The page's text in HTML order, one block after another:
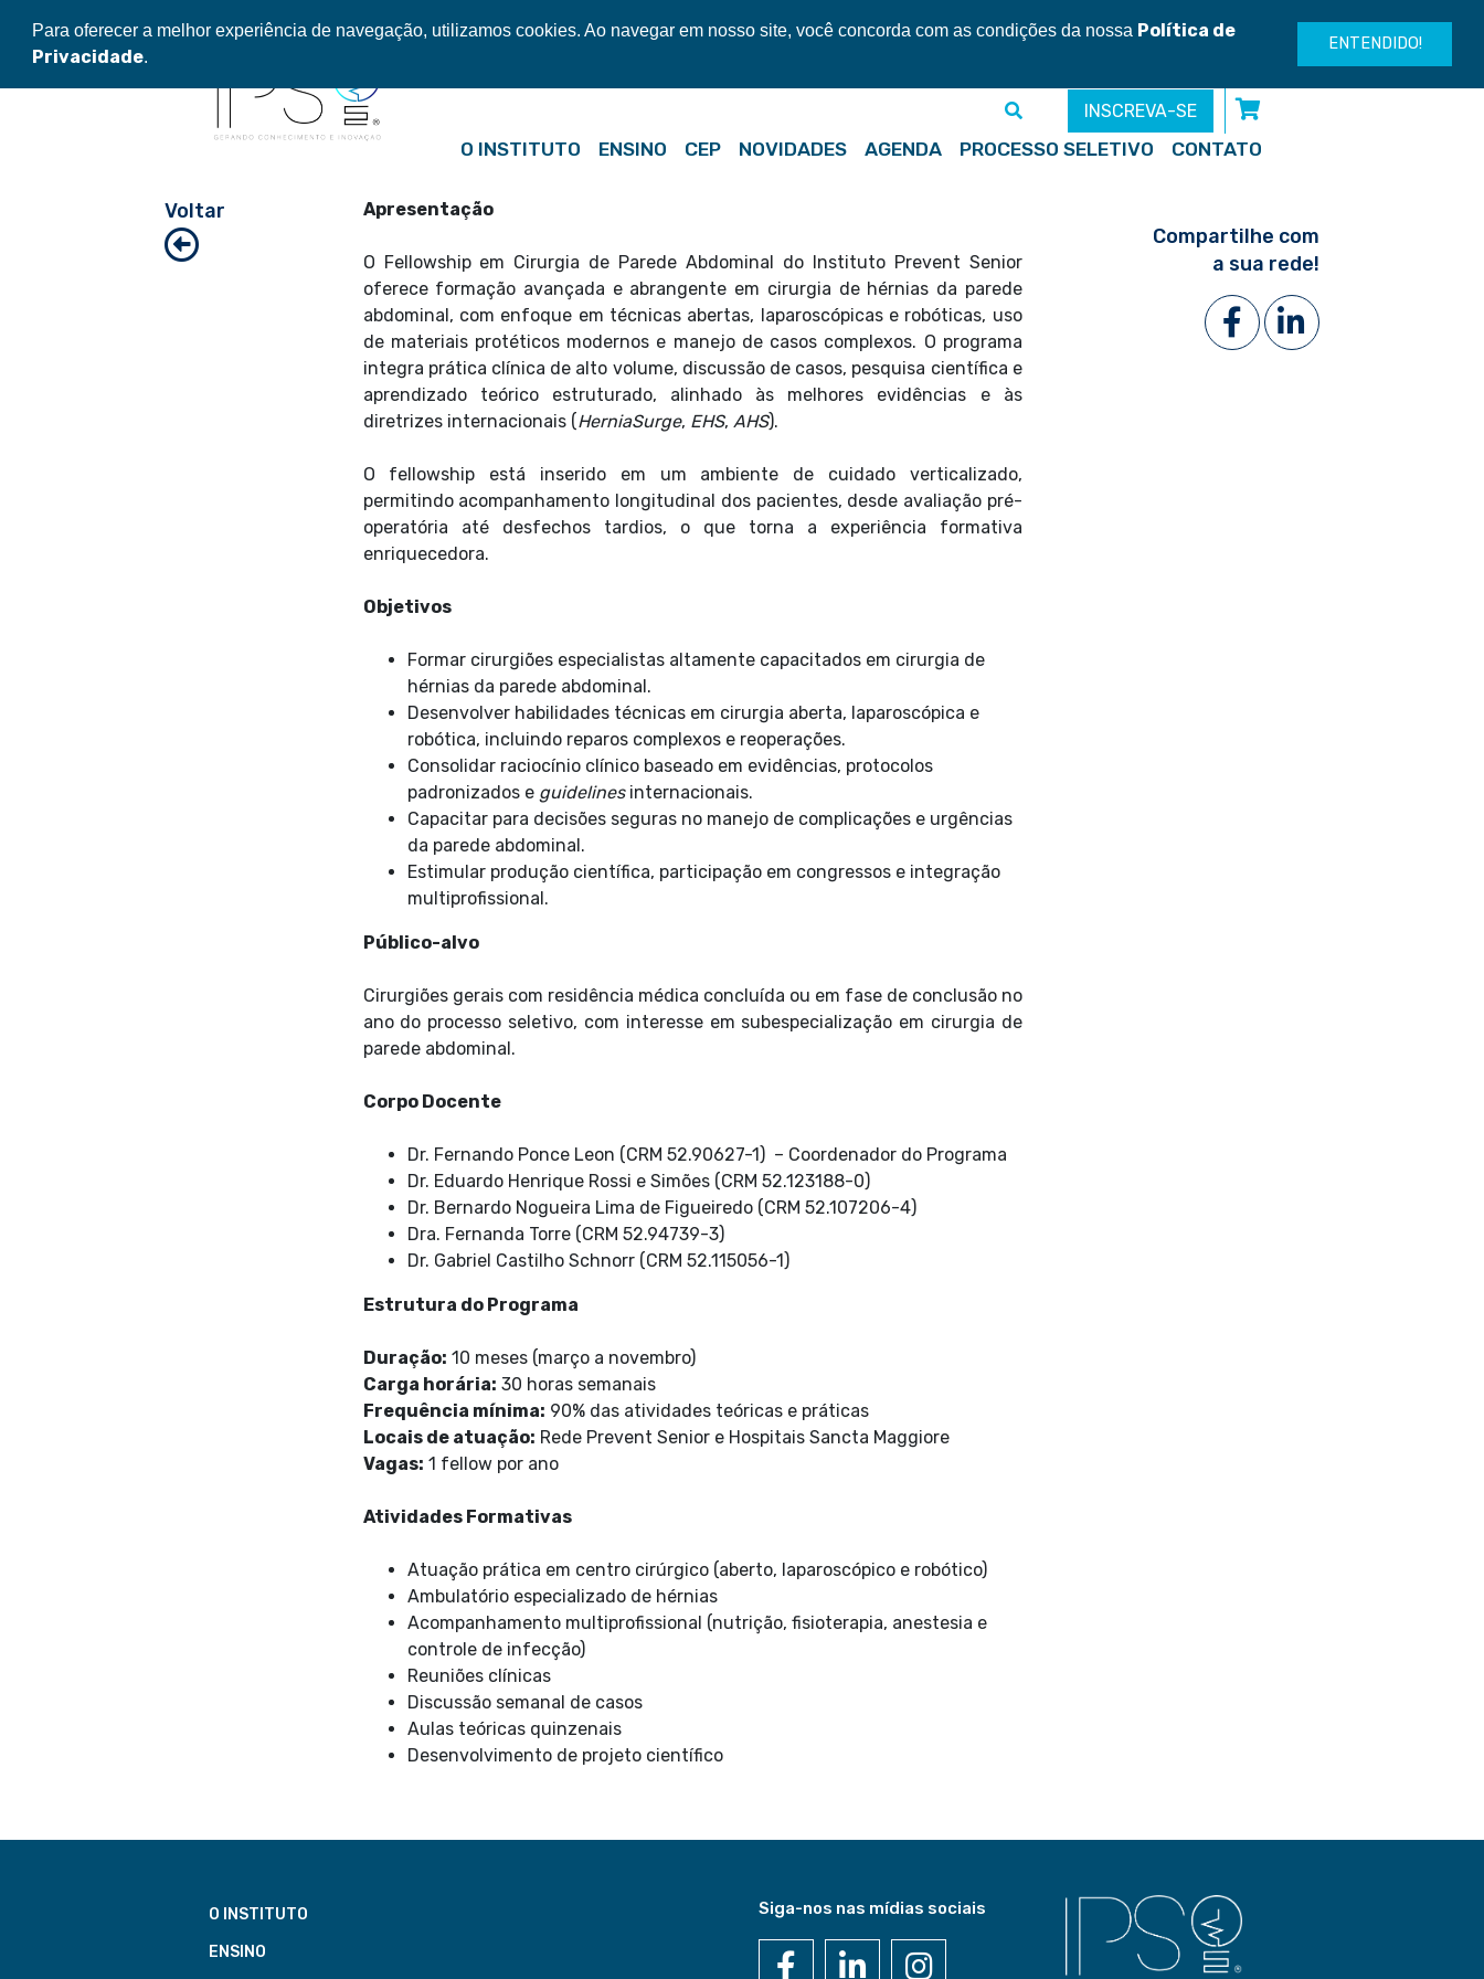
Para oferecer a melhor experiência de navegação, utilizamos cookies. Ao navegar em nosso site, você concorda com as condições da nossa Política de
Privacidade.
ENTENDIDO!
para
conteúdo
Entre ou cadastre-se
INSCREVA-SE
O INSTITUTO ENSINO CEP NOVIDADES AGENDA PROCESSO SELETIVO CONTATO
Voltar Apresentação
O Fellowship em Cirurgia de Parede Abdominal do Instituto Prevent Senior
oferece formação avançada e abrangente em cirurgia de hérnias da parede
abdominal, com enfoque em técnicas abertas, laparoscópicas e robóticas, uso
de materiais protéticos modernos e manejo de casos complexos. O programa
integra prática clínica de alto volume, discussão de casos, pesquisa científica e
aprendizado teórico estruturado, alinhado às melhores evidências e às
diretrizes internacionais (HerniaSurge, EHS, AHS).
O fellowship está inserido em um ambiente de cuidado verticalizado,
permitindo acompanhamento longitudinal dos pacientes, desde avaliação pré-
operatória até desfechos tardios, o que torna a experiência formativa
enriquecedora.
Objetivos
Formar cirurgiões especialistas altamente capacitados em cirurgia de
hérnias da parede abdominal.
Desenvolver habilidades técnicas em cirurgia aberta, laparoscópica e
robótica, incluindo reparos complexos e reoperações.
Consolidar raciocínio clínico baseado em evidências, protocolos
padronizados e guidelinesinternacionais.
Capacitar para decisões seguras no manejo de complicações e urgências
da parede abdominal.
Estimular produção científica, participação em congressos e integração
multiprofissional.
Público-alvo
Cirurgiões gerais com residência médica concluída ou em fase de conclusão no
ano do processo seletivo, com interesse em subespecialização em cirurgia de
parede abdominal.
Corpo Docente
Dr. Fernando Ponce Leon (CRM 52.90627-1) – Coordenador do Programa
Dr. Eduardo Henrique Rossi e Simões (CRM 52.123188-0)
Dr. Bernardo Nogueira Lima de Figueiredo (CRM 52.107206-4)
Dra. Fernanda Torre (CRM 52.94739-3)
Dr. Gabriel Castilho Schnorr (CRM 52.115056-1)
Estrutura do Programa
Duração: 10 meses (março a novembro)
Carga horária: 30 horas semanais
Frequência mínima: 90% das atividades teóricas e práticas
Locais de atuação: Rede Prevent Senior e Hospitais Sancta Maggiore
Vagas: 1 fellow por ano
Atividades Formativas
Atuação prática em centro cirúrgico (aberto, laparoscópico e robótico)
Ambulatório especializado de hérnias
Acompanhamento multiprofissional (nutrição, fisioterapia, anestesia e
controle de infecção)
Reuniões clínicas
Discussão semanal de casos
Aulas teóricas quinzenais
Desenvolvimento de projeto científico
Compartilhe com
a sua rede!
O INSTITUTO
ENSINO
Siga-nos nas mídias sociais